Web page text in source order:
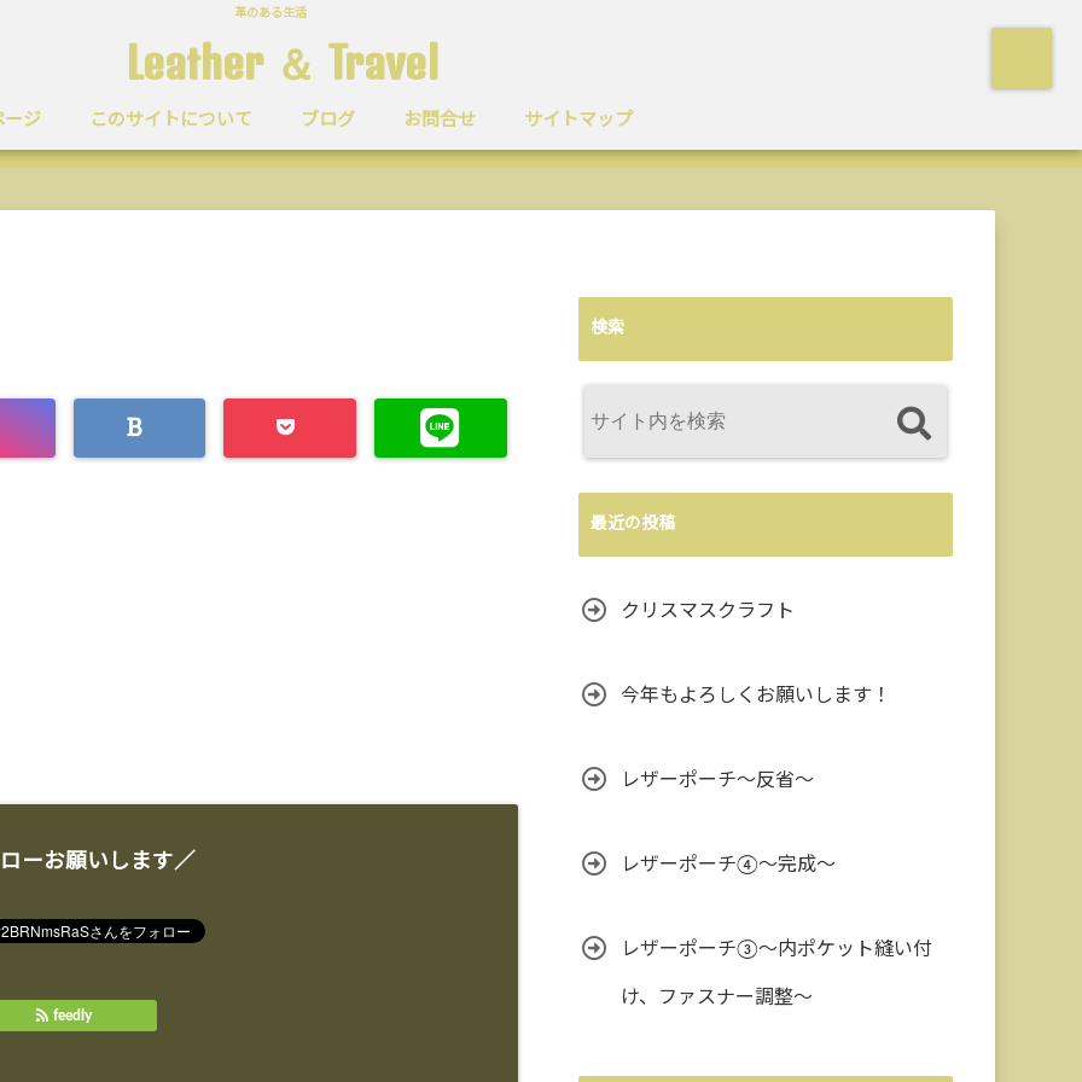
革のある生活
Leather ＆ Travel
ージ このサイトについて ブログ お問合せ サイトマップ
ーお願いします／
feedly
検索
最近の投稿
クリスマスクラフト
今年もよろしくお願いします！
レザーポーチ～反省～
レザーポーチ④～完成～
レザーポーチ③〜内ポケット縫い付
け、ファスナー調整〜